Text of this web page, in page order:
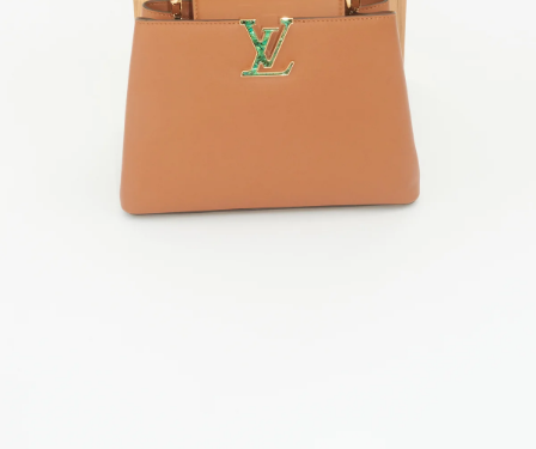
MAGAZINE
SPUR 2026 JULY